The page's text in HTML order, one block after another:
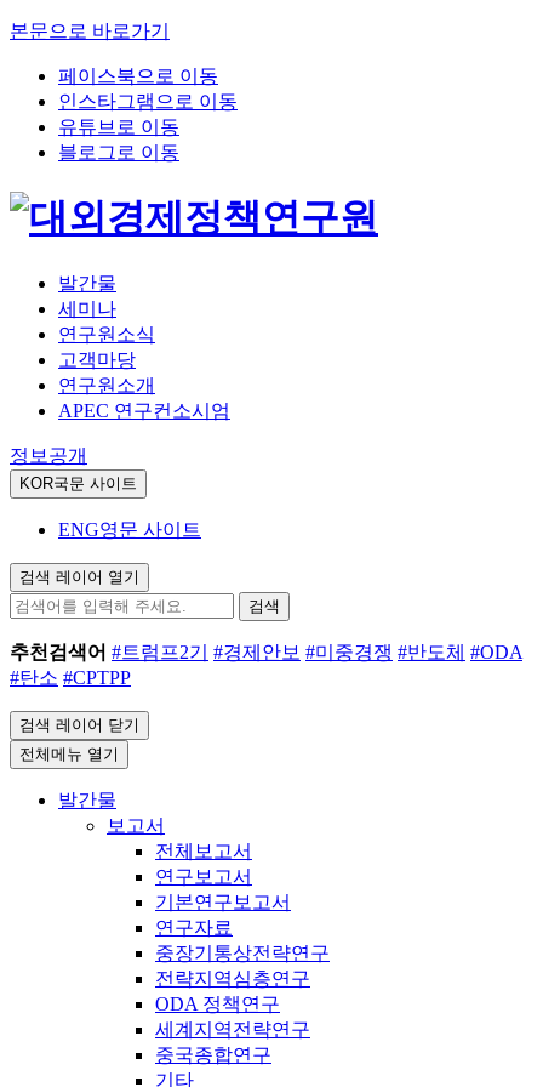
본문으로 바로가기
페이스북으로 이동
인스타그램으로 이동
유튜브로 이동
블로그로 이동
발간물
세미나
연구원소식
고객마당
연구원소개
APEC 연구컨소시엄
정보공개
KOR국문 사이트
ENG영문 사이트
검색 레이어 열기
검색
추천검색어 #트럼프2기 #경제안보 #미중경쟁 #반도체 #ODA
#탄소 #CPTPP
검색 레이어 닫기
전체메뉴 열기
발간물
보고서
전체보고서
연구보고서
기본연구보고서
연구자료
중장기통상전략연구
전략지역심층연구
ODA 정책연구
세계지역전략연구
중국종합연구
기타